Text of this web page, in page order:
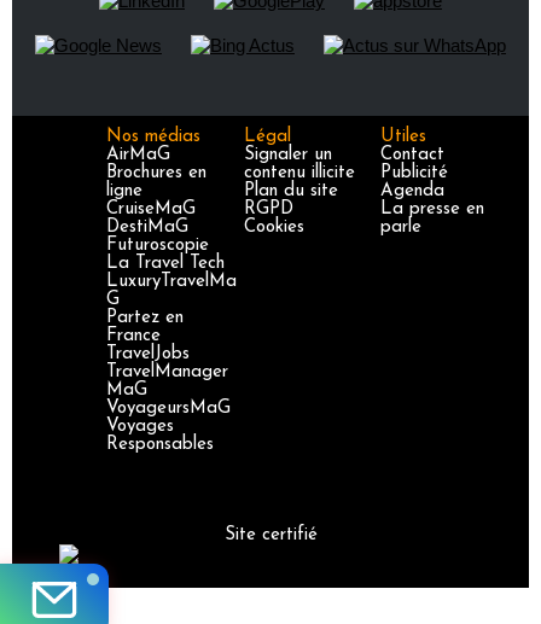
Nos médias
AirMaG
Brochures en
ligne
CruiseMaG
DestiMaG
Futuroscopie
La Travel Tech
LuxuryTravelMa
G
Partez en
France
TravelJobs
TravelManager
MaG
VoyageursMaG
Voyages
Responsables
Légal
Signaler un
contenu illicite
Plan du site
RGPD
Cookies
Utiles
Contact
Publicité
Agenda
La presse en
parle
Site certifié